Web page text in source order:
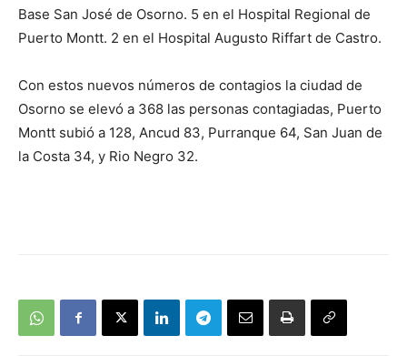
Base San José de Osorno. 5 en el Hospital Regional de
Puerto Montt. 2 en el Hospital Augusto Riffart de Castro.
Con estos nuevos números de contagios la ciudad de
Osorno se elevó a 368 las personas contagiadas, Puerto
Montt subió a 128, Ancud 83, Purranque 64, San Juan de
la Costa 34, y Rio Negro 32.